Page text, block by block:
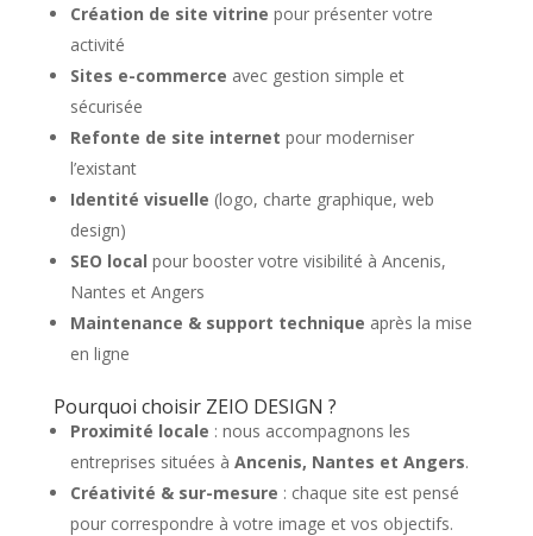
Création de site vitrine pour présenter votre
activité
Sites e-commerce avec gestion simple et
sécurisée
Refonte de site internet pour moderniser
l’existant
Identité visuelle (logo, charte graphique, web
design)
SEO local pour booster votre visibilité à Ancenis,
Nantes et Angers
Maintenance & support technique après la mise
en ligne
Pourquoi choisir ZEIO DESIGN ?
Proximité locale : nous accompagnons les
entreprises situées à Ancenis, Nantes et Angers.
Créativité & sur-mesure : chaque site est pensé
pour correspondre à votre image et vos objectifs.